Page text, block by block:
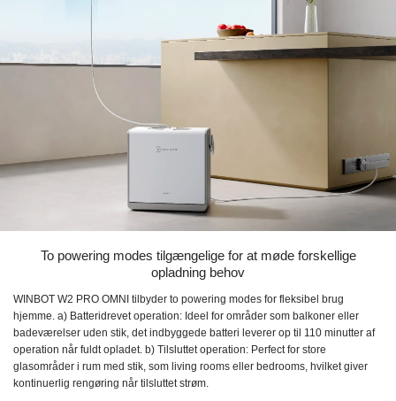
To powering modes tilgængelige for at møde forskellige
opladning behov
WINBOT W2 PRO OMNI tilbyder to powering modes for fleksibel brug
hjemme. a) Batteridrevet operation: Ideel for områder som balkoner eller
badeværelser uden stik, det indbyggede batteri leverer op til 110 minutter af
operation når fuldt opladet. b) Tilsluttet operation: Perfect for store
glasområder i rum med stik, som living rooms eller bedrooms, hvilket giver
kontinuerlig rengøring når tilsluttet strøm.